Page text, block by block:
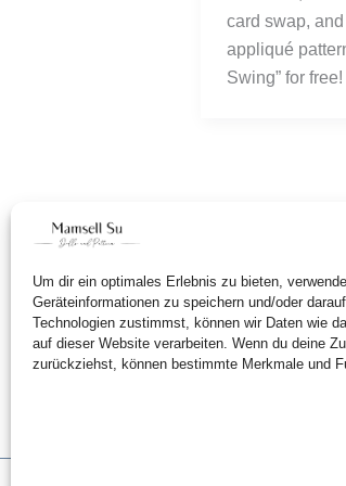
Um dir ein optimales Erlebnis zu bieten,
Geräteinformationen zu speichern und/oder
Technologien zustimmst, können wir Daten wie
auf dieser Website verarbeiten. Wenn du deine
zurückziehst, können bestimmte Merkmale und
card swap,
appliqué
Swing” for free!